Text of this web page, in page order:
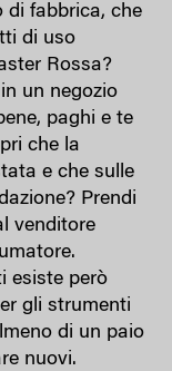
di fabbrica, che
di uso
Rossa?
un negozio
paghi e te
che la
e che sulle
Prendi
venditore
esiste però
gli strumenti
di un paio
nuovi.